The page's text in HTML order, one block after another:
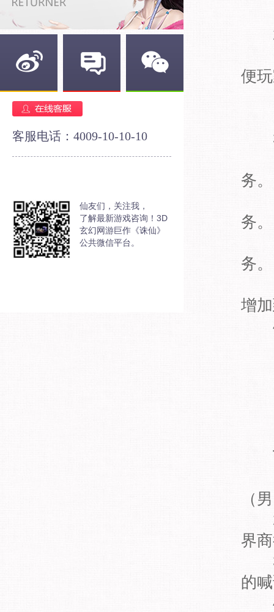
客服电话：4009-10-10-10
仙友们，关注我，
了解最新游戏咨询！3D
玄幻网游巨作《诛仙》
公共微信平台。
2
便
3
务。
务。
务。
增
4
（
2
界
3
的
4